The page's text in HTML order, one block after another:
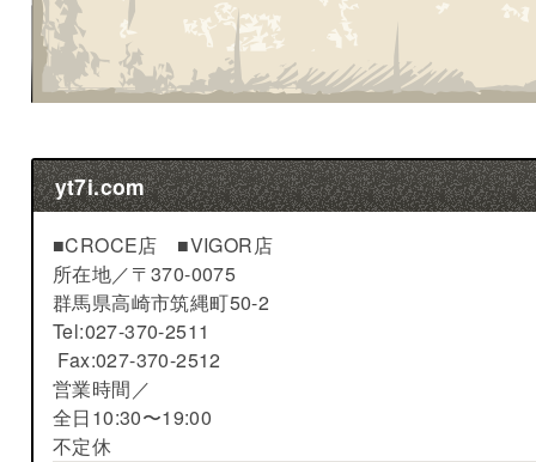
yt7i.com
■CROCE店 ■VIGOR店
所在地／〒370-0075
群馬県高崎市筑縄町50-2
Tel:027-370-2511
Fax:027-370-2512
営業時間／
全日10:30〜19:00
不定休